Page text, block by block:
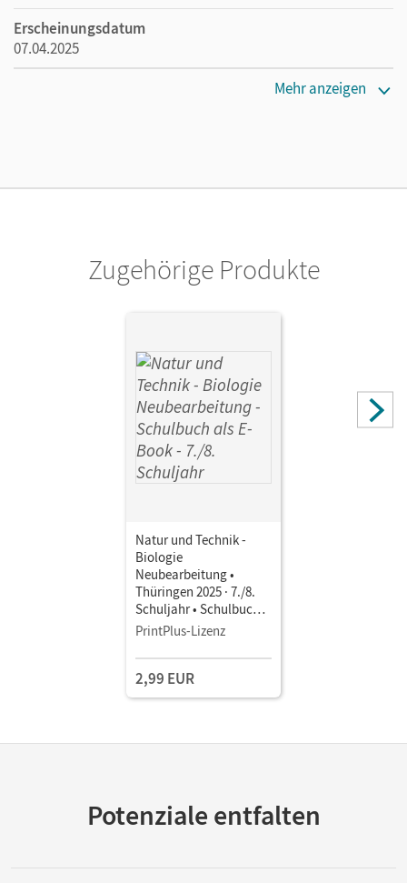
Erscheinungsdatum
07.04.2025
Mehr anzeigen
Zugehörige Produkte
Natur und Technik -
Biologie
Neubearbeitung •
Thüringen 2025 · 7./8.
Schuljahr • Schulbuch
als E-Book Mit Medien
PrintPlus-Lizenz
2,99 EUR
Potenziale entfalten